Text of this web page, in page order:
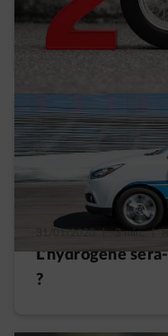
Les tendances
31/01/2020 | 3 min. |
L’hydrogène
?